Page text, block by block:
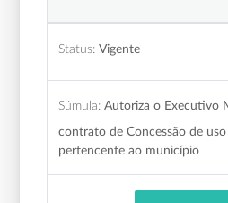
Status: Vigente
Súmula: Autoriza o Executivo
contrato de Concessão de
pertencente ao município